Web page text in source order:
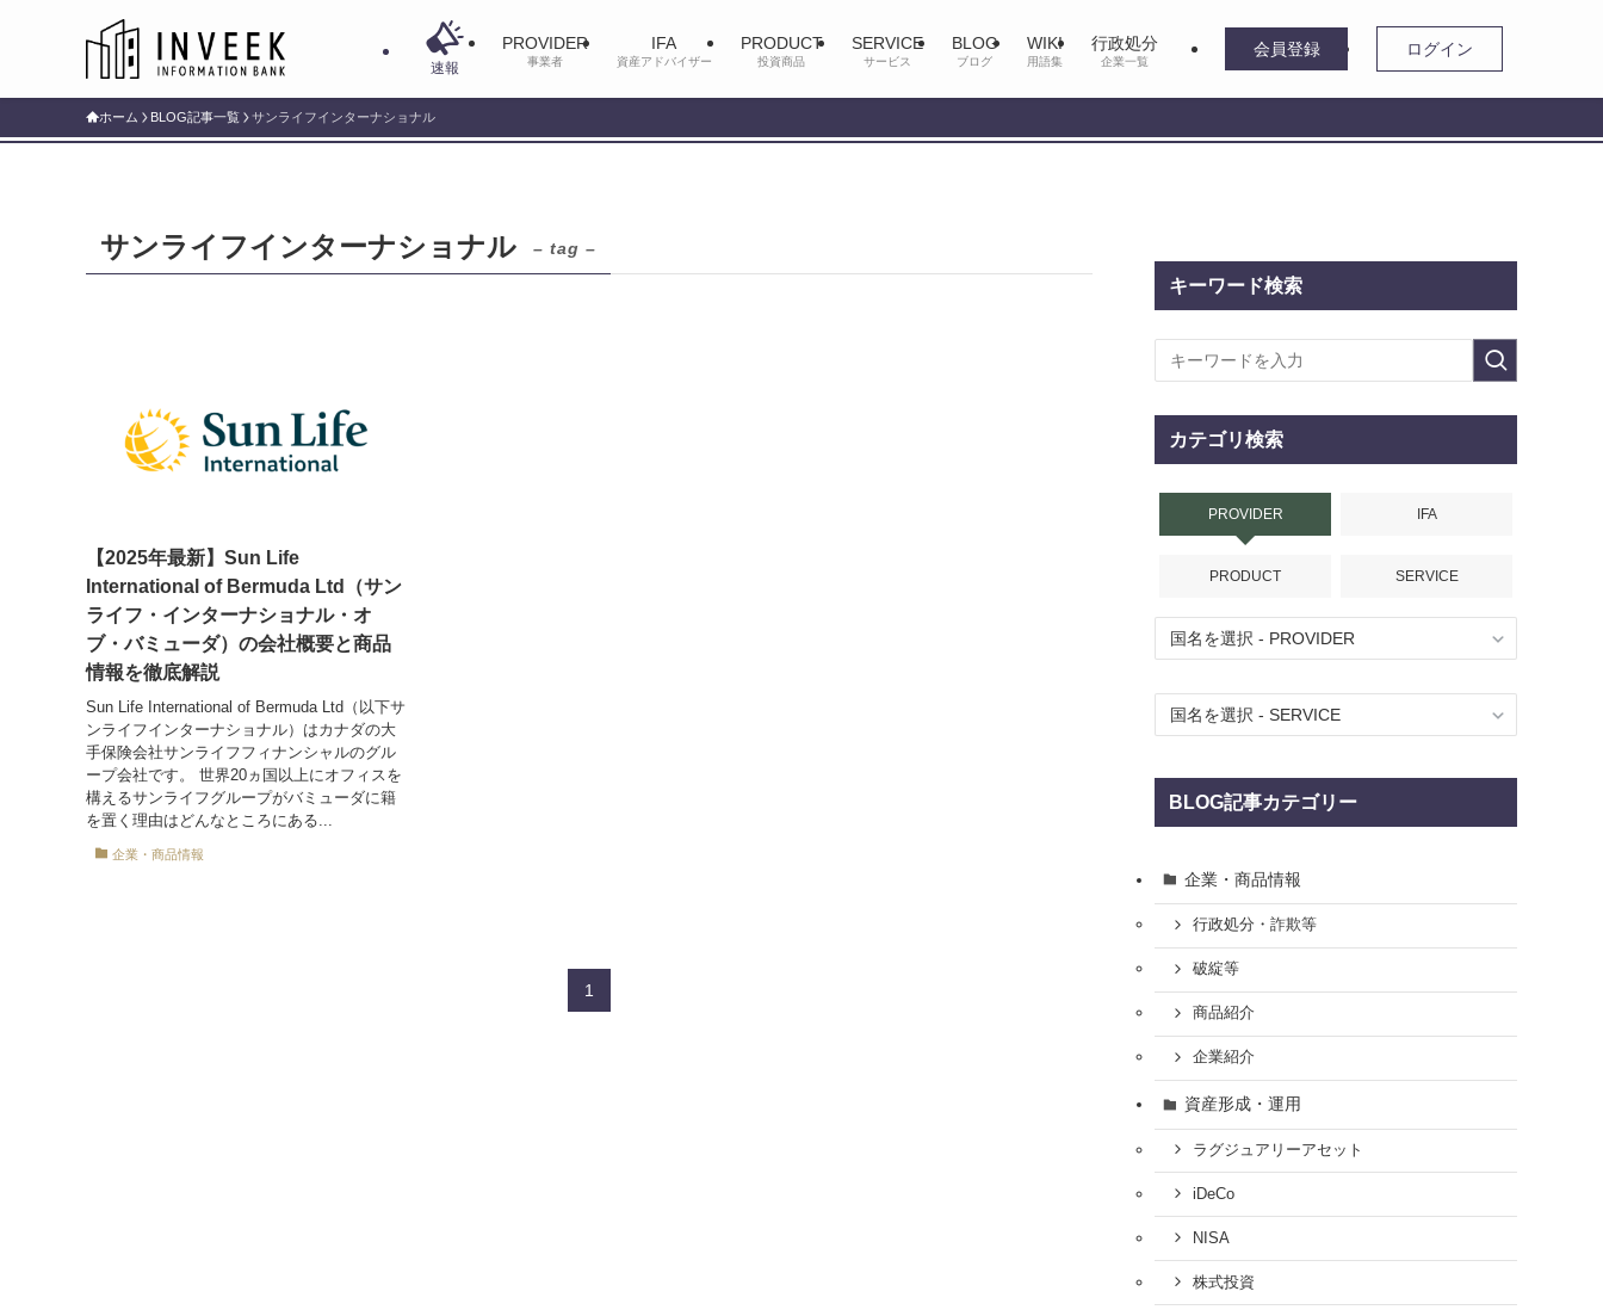
速報
PROVIDER
事業者
IFA
資産アドバイザー
PRODUCT
投資商品
SERVICE
サービス
BLOG
ブログ
WIKI
用語集
行政処分
企業一覧
会員登録 ログイン
ホーム BLOG記事一覧 サンライフインターナショナル
サンライフインターナショナル – tag –
【2025年最新】Sun Life
International of Bermuda Ltd（サン
ライフ・インターナショナル・オ
ブ・バミューダ）の会社概要と商品
情報を徹底解説
Sun Life International of Bermuda Ltd（以下サ
ンライフインターナショナル）はカナダの大
手保険会社サンライフフィナンシャルのグル
ープ会社です。 世界20ヵ国以上にオフィスを
構えるサンライフグループがバミューダに籍
を置く理由はどんなところにある...
企業・商品情報
1
キーワード検索
カテゴリ検索
PROVIDER IFA
PRODUCT SERVICE
BLOG記事カテゴリー
企業・商品情報
行政処分・詐欺等
破綻等
商品紹介
企業紹介
資産形成・運用
ラグジュアリーアセット
iDeCo
NISA
株式投資